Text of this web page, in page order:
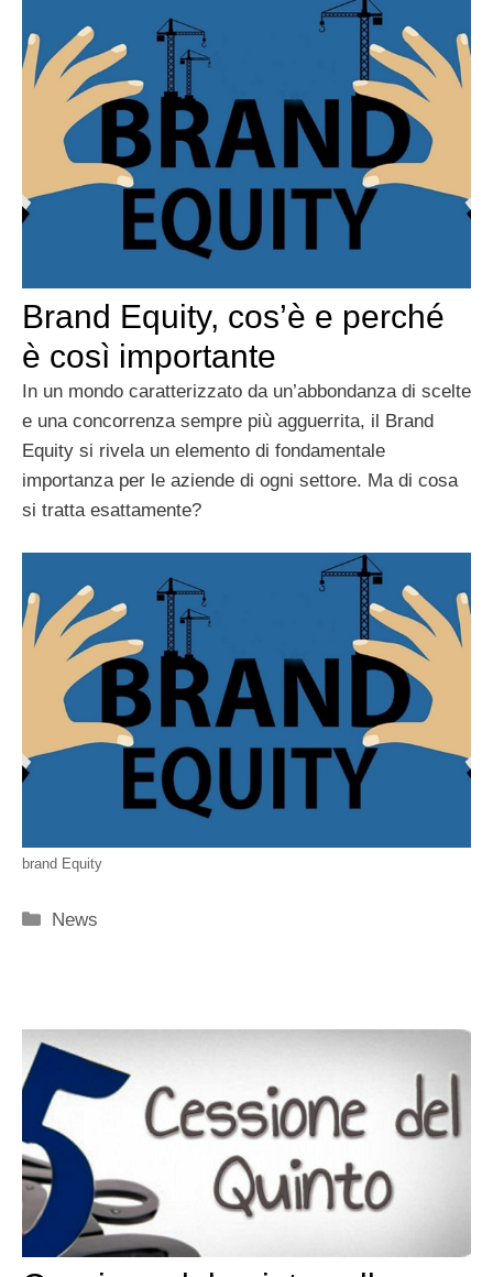
Brand Equity, cos’è e perché
è così importante
In un mondo caratterizzato da un’abbondanza di scelte
e una concorrenza sempre più agguerrita, il Brand
Equity si rivela un elemento di fondamentale
importanza per le aziende di ogni settore. Ma di cosa
si tratta esattamente?
brand Equity
Categorie
News